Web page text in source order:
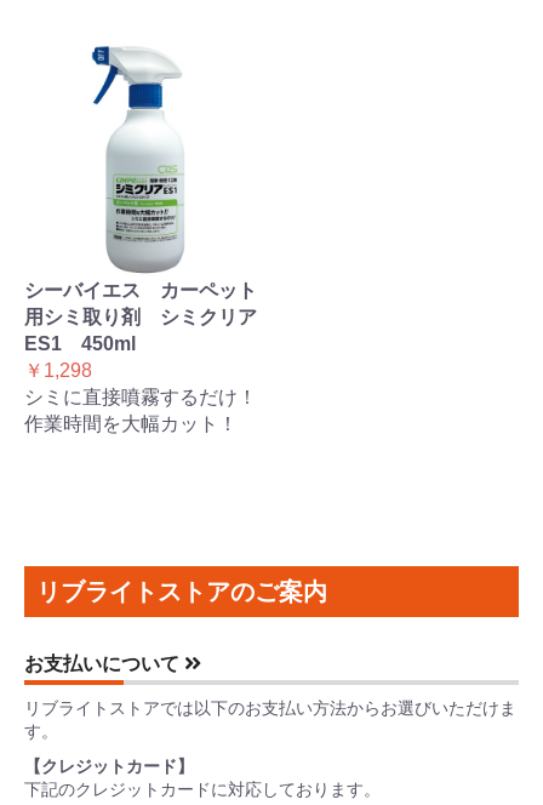
シーバイエス カーペット
用シミ取り剤 シミクリア
ES1 450ml
￥1,298
シミに直接噴霧するだけ！
作業時間を大幅カット！
リブライトストアのご案内
お支払いについて
リブライトストアでは以下のお支払い方法からお選びいただけま
す。
【クレジットカード】
下記のクレジットカードに対応しております。